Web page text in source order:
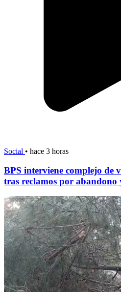
Social • hace 3 horas
BPS interviene complejo de
tras reclamos por abandono